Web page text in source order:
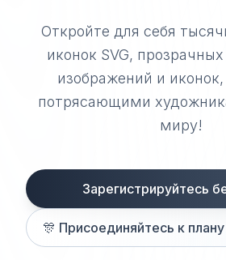
Откройте для себя
иконок SVG,
изображений и
потрясающими
миру!
Зарегистрируйтесь
🎊 Присоединяйтесь к